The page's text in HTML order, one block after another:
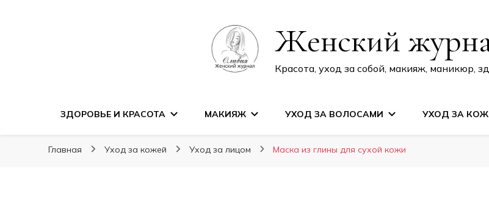
Женский
Красота, уход за собой, макияж, маникюр,
ЗДОРОВЬЕ И КРАСОТА МАКИЯЖ УХОД ЗА ВОЛОСАМИ УХОД ЗА
Главная Уход за кожей Уход за лицом Маска из глины для сухой кожи